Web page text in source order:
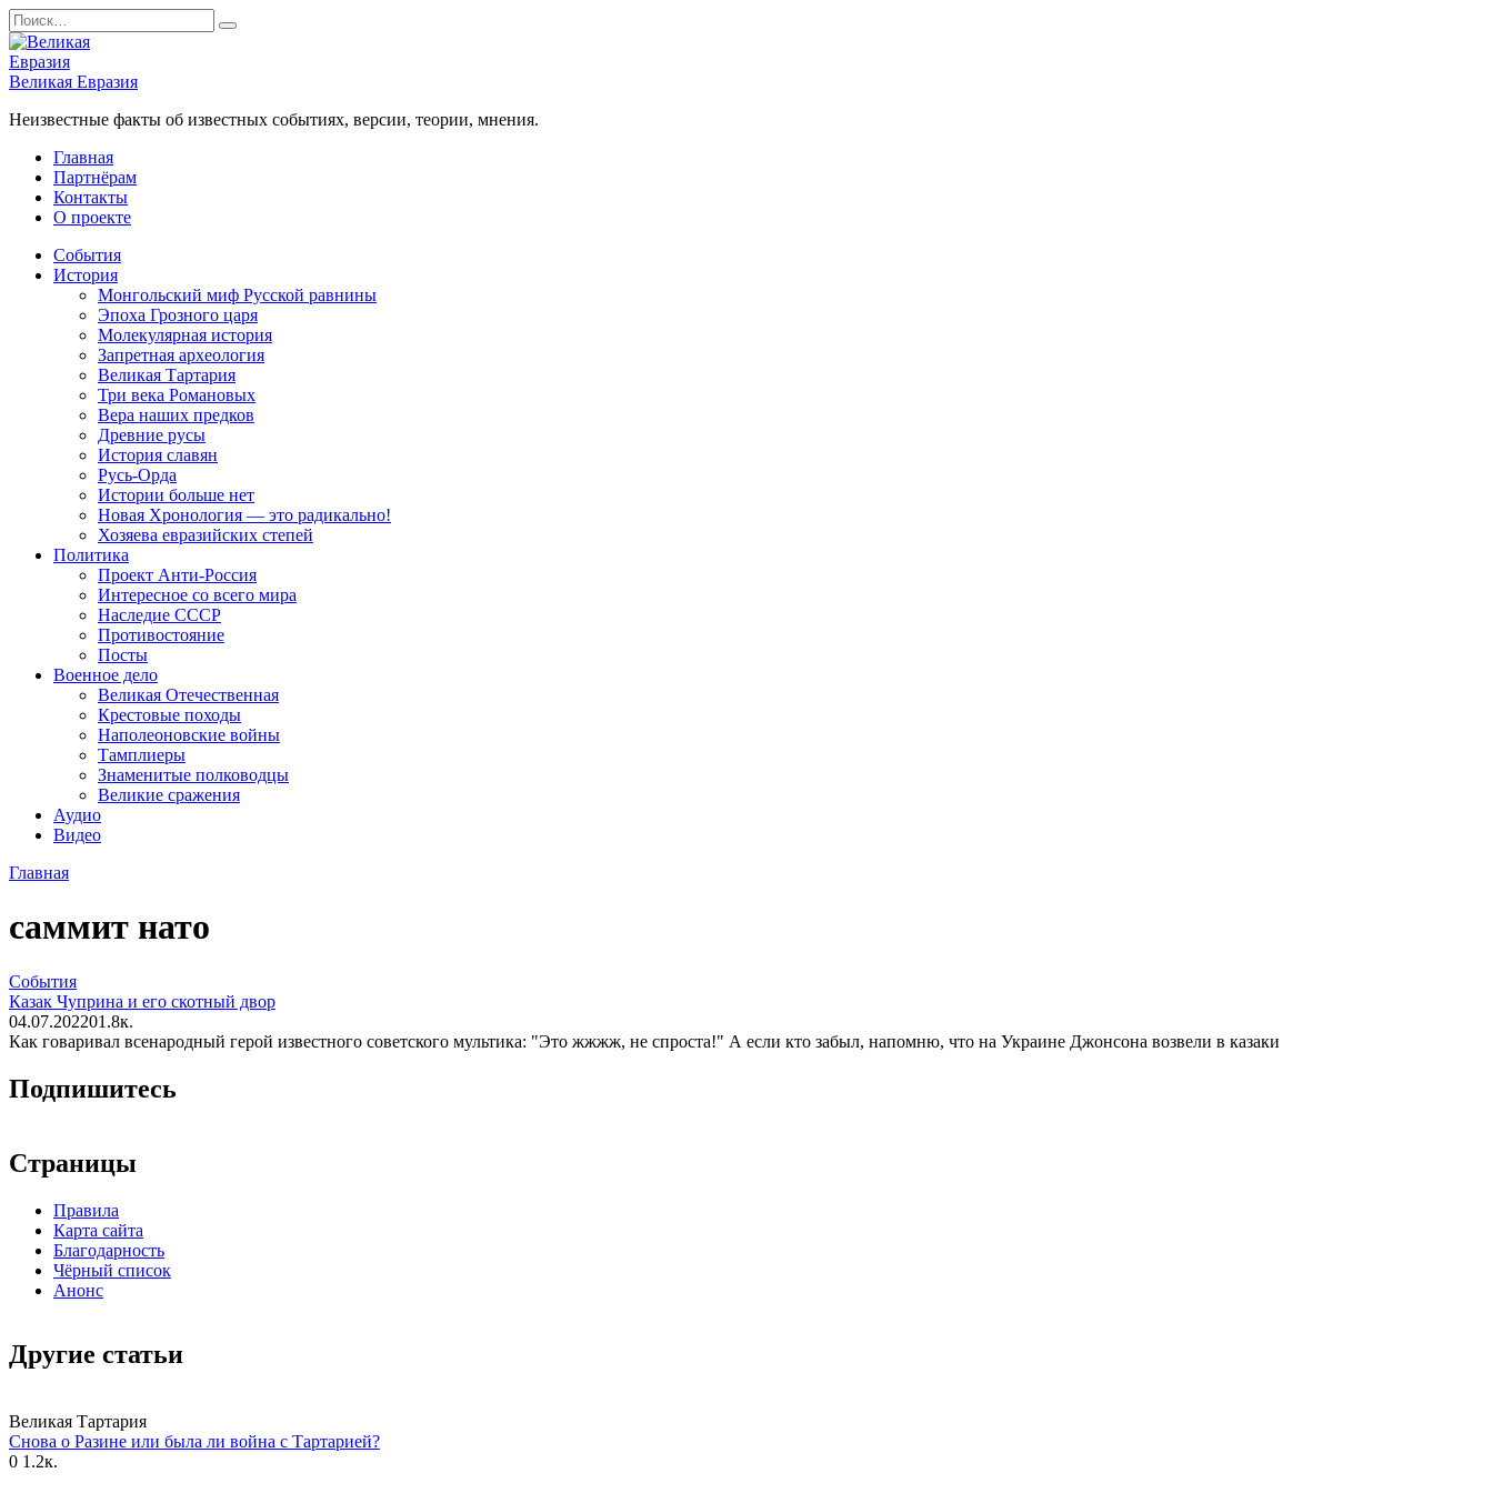
Перейти
к
содержанию
Search
for:
Великая Евразия
Неизвестные факты об известных событиях, версии, теории, мнения.
Главная
Партнёрам
Контакты
О проекте
События
История
Монгольский миф Русской равнины
Эпоха Грозного царя
Молекулярная история
Запретная археология
Великая Тартария
Три века Романовых
Вера наших предков
Древние русы
История славян
Русь-Орда
Истории больше нет
Новая Хронология — это радикально!
Хозяева евразийских степей
Политика
Проект Анти-Россия
Интересное со всего мира
Наследие СССР
Противостояние
Посты
Военное дело
Великая Отечественная
Крестовые походы
Наполеоновские войны
Тамплиеры
Знаменитые полководцы
Великие сражения
Аудио
Видео
Главная
саммит нато
События
Казак Чуприна и его скотный двор
04.07.202201.8к.
Как говаривал всенародный герой известного советского мультика: "Это жжжж, не спроста!" А если кто забыл, напомню, что на Украине Джонсона возвели в казаки
Подпишитесь
Страницы
Правила
Карта сайта
Благодарность
Чёрный список
Анонс
Другие статьи
Великая Тартария
Снова о Разине или была ли война с Тартарией?
0 1.2к.